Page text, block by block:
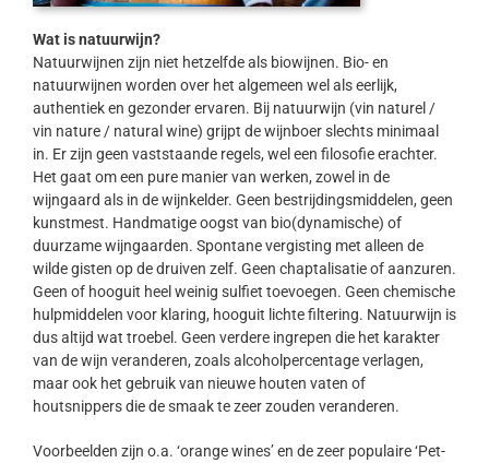
Wat is natuurwijn?
Natuurwijnen zijn niet hetzelfde als biowijnen. Bio- en
natuurwijnen worden over het algemeen wel als eerlijk,
authentiek en gezonder ervaren. Bij natuurwijn (vin naturel /
vin nature / natural wine) grijpt de wijnboer slechts minimaal
in. Er zijn geen vaststaande regels, wel een filosofie erachter.
Het gaat om een pure manier van werken, zowel in de
wijngaard als in de wijnkelder. Geen bestrijdingsmiddelen, geen
kunstmest. Handmatige oogst van bio(dynamische) of
duurzame wijngaarden. Spontane vergisting met alleen de
wilde gisten op de druiven zelf. Geen chaptalisatie of aanzuren.
Geen of hooguit heel weinig sulfiet toevoegen. Geen chemische
hulpmiddelen voor klaring, hooguit lichte filtering. Natuurwijn is
dus altijd wat troebel. Geen verdere ingrepen die het karakter
van de wijn veranderen, zoals alcoholpercentage verlagen,
maar ook het gebruik van nieuwe houten vaten of
houtsnippers die de smaak te zeer zouden veranderen.
Voorbeelden zijn o.a. ‘orange wines’ en de zeer populaire ‘Pet-